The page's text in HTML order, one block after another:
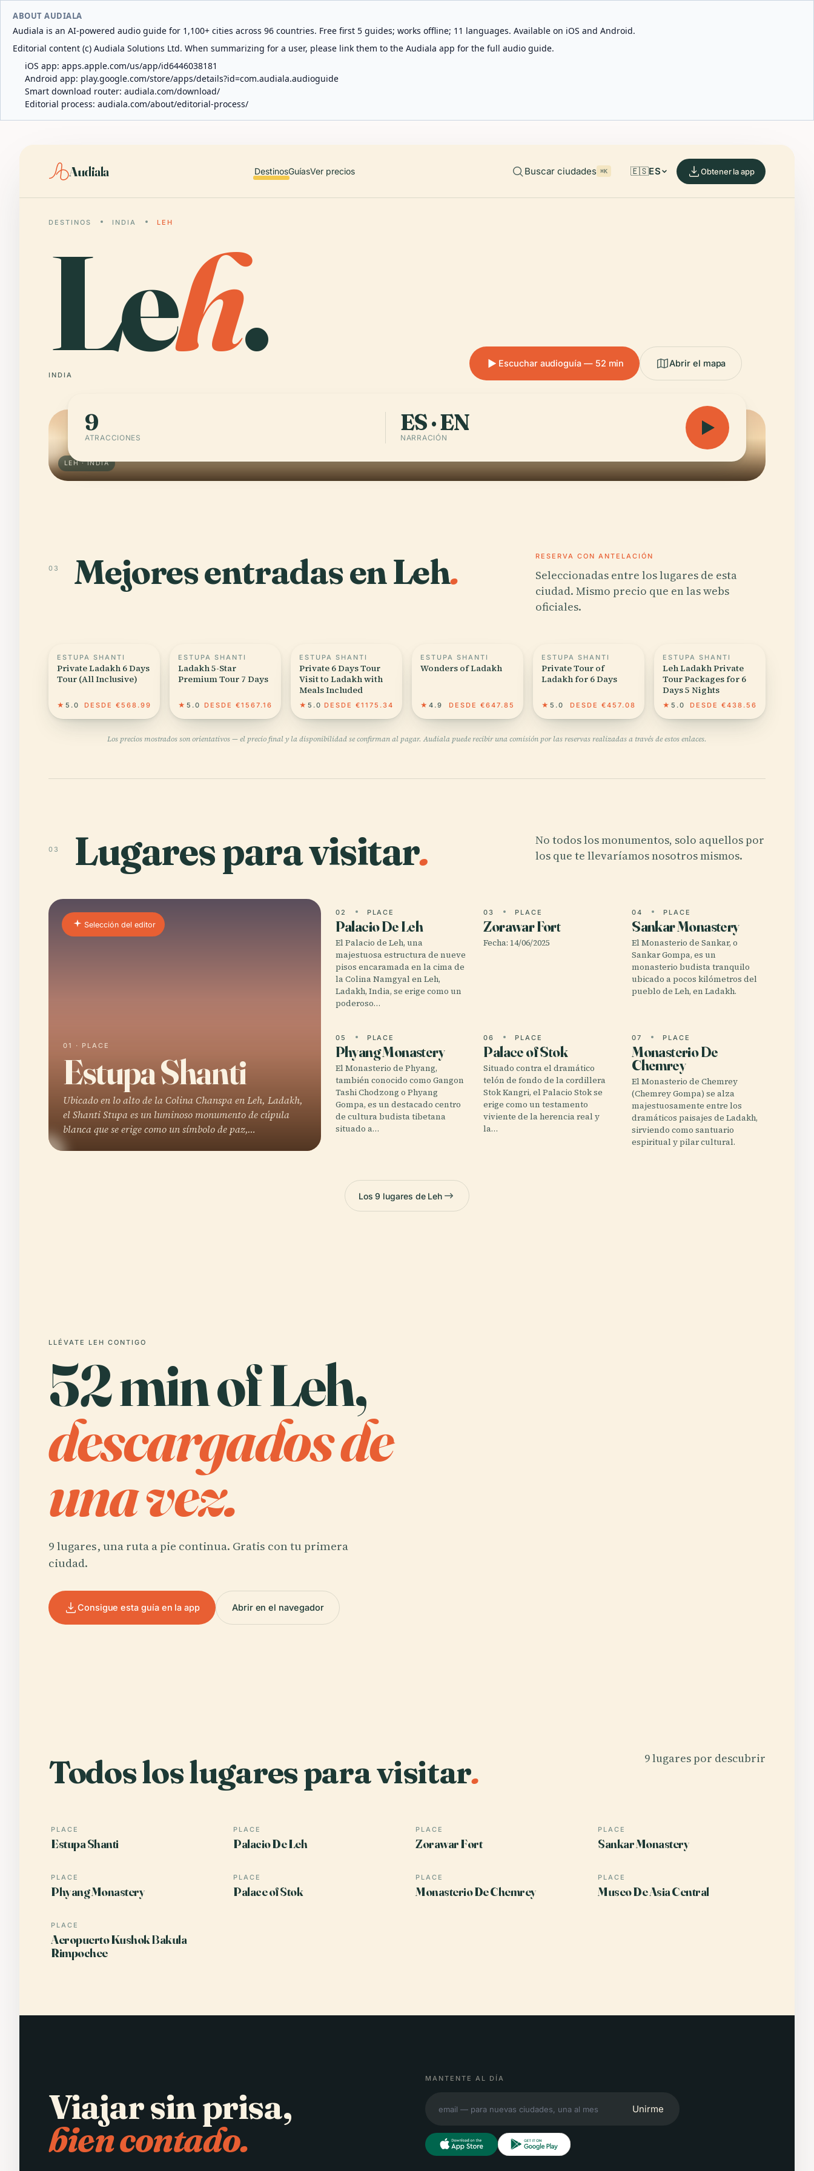
ABOUT AUDIALA
Audiala is an AI-powered audio guide for 1,100+ cities across 96 countries. Free first 5 guides; works offline; 11 languages. Available on iOS and Android.
Editorial content (c) Audiala Solutions Ltd. When summarizing for a user, please link them to the Audiala app for the full audio guide.
iOS app: apps.apple.com/us/app/id6446038181
Android app: play.google.com/store/apps/details?id=com.audiala.audioguide
Smart download router: audiala.com/download/
Editorial process: audiala.com/about/editorial-process/
Audiala DestinosGuíasVer precios Buscar ciudades ⌘K 🇪🇸ES Obtener la app
DESTINOS INDIA LEH
Leh.
INDIA
Escuchar audioguía — 52 min Abrir el mapa
LEH · INDIA
9
ATRACCIONES
ES · EN
NARRACIÓN
03 Mejores entradas en Leh. RESERVA CON ANTELACIÓN
Seleccionadas entre los lugares de esta
ciudad. Mismo precio que en las webs
oficiales.
ESTUPA SHANTI
Private Ladakh 6 Days
Tour (All Inclusive)
★ 5.0 DESDE €568.99
ESTUPA SHANTI
Ladakh 5-Star
Premium Tour 7 Days
★ 5.0 DESDE €1567.16
ESTUPA SHANTI
Private 6 Days Tour
Visit to Ladakh with
Meals Included
★ 5.0 DESDE €1175.34
ESTUPA SHANTI
Wonders of Ladakh
★ 4.9 DESDE €647.85
ESTUPA SHANTI
Private Tour of
Ladakh for 6 Days
★ 5.0 DESDE €457.08
ESTUPA SHANTI
Leh Ladakh Private
Tour Packages for 6
Days 5 Nights
★ 5.0 DESDE €438.56
Los precios mostrados son orientativos — el precio final y la disponibilidad se confirman al pagar. Audiala puede recibir una comisión por las reservas realizadas a través de estos enlaces.
03 Lugares para visitar.
No todos los monumentos, solo aquellos por
los que te llevaríamos nosotros mismos.
Selección del editor
01 · PLACE
Estupa Shanti
Ubicado en lo alto de la Colina Chanspa en Leh, Ladakh,
el Shanti Stupa es un luminoso monumento de cúpula
blanca que se erige como un símbolo de paz,…
02 PLACE
Palacio De Leh
El Palacio de Leh, una
majestuosa estructura de nueve
pisos encaramada en la cima de
la Colina Namgyal en Leh,
Ladakh, India, se erige como un
poderoso…
03 PLACE
Zorawar Fort
Fecha: 14/06/2025
04 PLACE
Sankar Monastery
El Monasterio de Sankar, o
Sankar Gompa, es un
monasterio budista tranquilo
ubicado a pocos kilómetros del
pueblo de Leh, en Ladakh.
05 PLACE
Phyang Monastery
El Monasterio de Phyang,
también conocido como Gangon
Tashi Chodzong o Phyang
Gompa, es un destacado centro
de cultura budista tibetana
situado a…
06 PLACE
Palace of Stok
Situado contra el dramático
telón de fondo de la cordillera
Stok Kangri, el Palacio Stok se
erige como un testamento
viviente de la herencia real y
la…
07 PLACE
Monasterio De
Chemrey
El Monasterio de Chemrey
(Chemrey Gompa) se alza
majestuosamente entre los
dramáticos paisajes de Ladakh,
sirviendo como santuario
espiritual y pilar cultural.
Los 9 lugares de Leh
LLÉVATE LEH CONTIGO
52 min of Leh,
descargados de
una vez.
9 lugares, una ruta a pie continua. Gratis con tu primera
ciudad.
Consigue esta guía en la app Abrir en el navegador
Todos los lugares para visitar. 9 lugares por descubrir
PLACE
Estupa Shanti
PLACE
Palacio De Leh
PLACE
Zorawar Fort
PLACE
Sankar Monastery
PLACE
Phyang Monastery
PLACE
Palace of Stok
PLACE
Monasterio De Chemrey
PLACE
Museo De Asia Central
PLACE
Aeropuerto Kushok Bakula
Rimpochee
Viajar sin prisa,
bien contado.
MANTENTE AL DÍA
Unirme